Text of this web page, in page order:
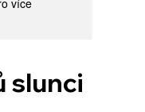
slunci